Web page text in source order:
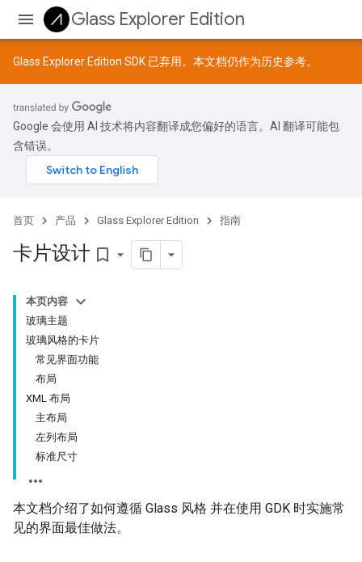
Glass Explorer Edition
Glass Explorer Edition SDK 已弃用。本文档仍作为历史参考。
Google 会使用 AI 技术将内容翻译成您偏好的语言。AI 翻译可能包
含错误。
首页 产品 Glass Explorer Edition 指南
卡片设计 bookmark_border
本页内容
玻璃主题
玻璃风格的卡片
常见界面功能
布局
XML 布局
主布局
左列布局
标准尺寸
本文档介绍了如何遵循 Glass 风格 并在使用 GDK 时实施常
见的界面最佳做法。